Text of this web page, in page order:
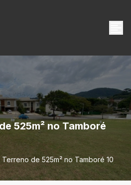
525m² no Tamboré
de 525m² no Tamboré 10